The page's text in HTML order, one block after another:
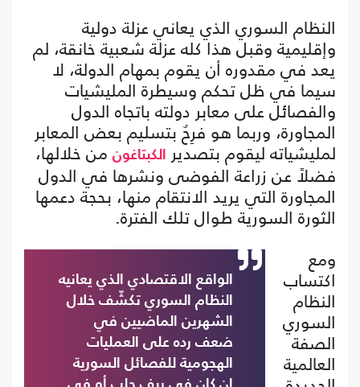
النظام السوري الذي يعاني عزلة دولية
وإقليمية وقبل هذا كله عزلة شعبية خانقة، لم
يعد في مقدوره أن يقوم بمهام الدولة، لا
سيما في ظل تحكم وسيطرة المليشيات
والفصائل على معابر دولته باتجاه الدول
المجاورة، وربما هو فرِحٌ بتسليم بعض المعابر
لمليشياته ليقوم بتصدير الكبتاغون من خلالها،
فضلاً عن زراعة الفوضى ونشرها في الدول
المجاورة التي يريد الانتقام منها، بحجة دعمها
الثورة السورية طوال تلك الفترة.
الواقع الاقتصادي الذي يعانيه
النظام السوري تكشّف خلال
الشهرين الماضيين في
ضعف رده على العمليات
الهجومية للفصائل السورية
ومع
اكتساب
النظام
السوري
الصفة
العالمية